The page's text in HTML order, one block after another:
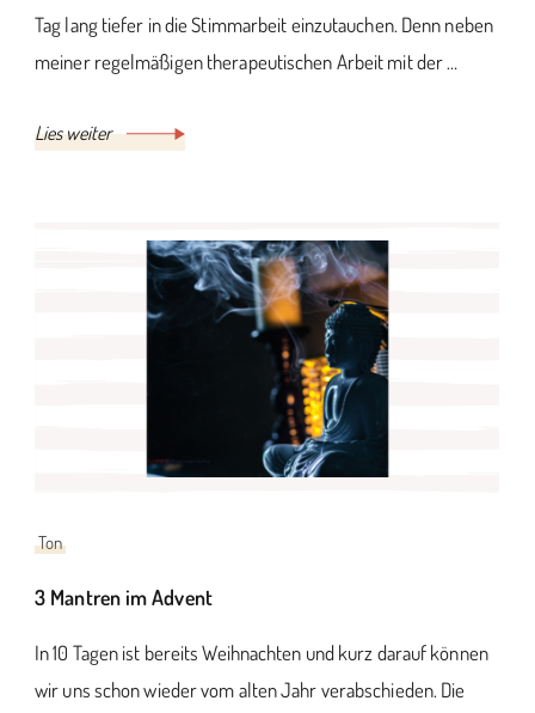
Tag lang tiefer in die Stimmarbeit einzutauchen. Denn neben
meiner regelmäßigen therapeutischen Arbeit mit der …
Lies weiter
Ton
3 Mantren im Advent
In 10 Tagen ist bereits Weihnachten und kurz darauf können
wir uns schon wieder vom alten Jahr verabschieden. Die